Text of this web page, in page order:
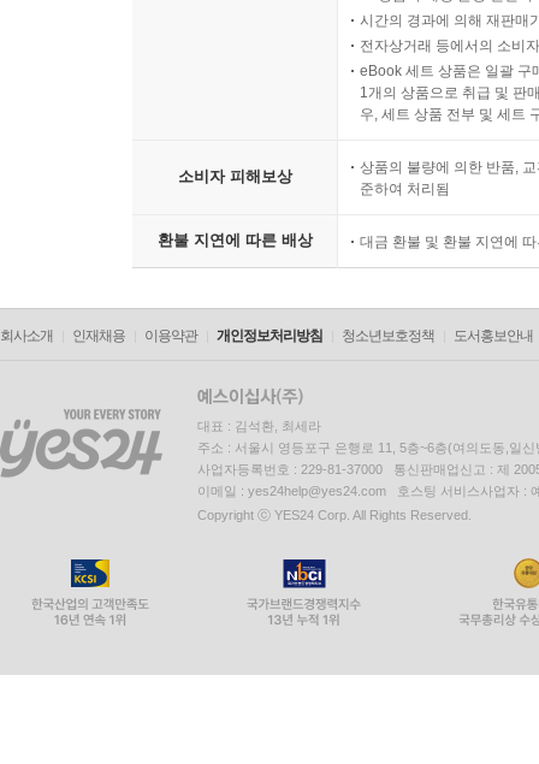
시간의 경과에 의해 재판매
전자상거래 등에서의 소비
eBook 세트 상품은 일괄 구
1개의 상품으로 취급 및 판
우, 세트 상품 전부 및 세트
소비자 피해보상
상품의 불량에 의한 반품,
준하여 처리됨
환불 지연에 따른 배상 대금 환불 및 환불 지연에
회사소개 인재채용 이용약관 개인정보처리방침 청소년보호정책 도서홍보안내
대표 : 김석환, 최세라
주소 : 서울시 영등포구 은행로 11, 5층~6층(여의도동,일신
사업자등록번호 : 229-81-37000 통신판매업신고 : 제
이메일 : yes24help@yes24.com 호스팅 서비스사업자 :
Copyright ⓒ YES24 Corp. All Rights Reserved.